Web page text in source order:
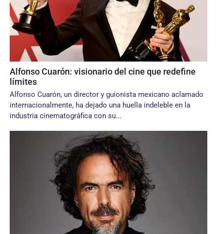
Alfonso Cuarón: visionario del cine que redefine
límites
Alfonso Cuarón, un director y guionista mexicano aclamado
internacionalmente, ha dejado una huella indeleble en la
industria cinematográfica con su...